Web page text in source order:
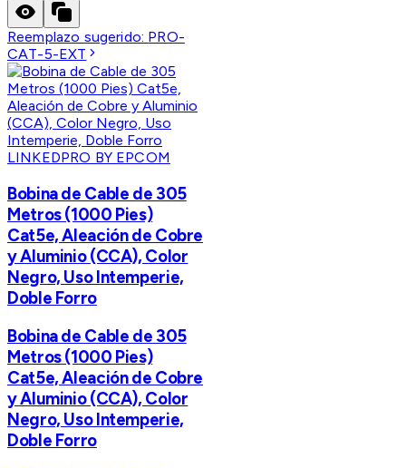
Reemplazo sugerido: PRO-
CAT-5-EXT
LINKEDPRO BY EPCOM
Bobina de Cable de 305
Metros (1000 Pies)
Cat5e, Aleación de Cobre
y Aluminio (CCA), Color
Negro, Uso Intemperie,
Doble Forro
Bobina de Cable de 305
Metros (1000 Pies)
Cat5e, Aleación de Cobre
y Aluminio (CCA), Color
Negro, Uso Intemperie,
Doble Forro